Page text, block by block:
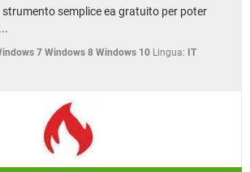
strumento semplice ea gratuito per poter
7 Windows 8 Windows 10 Lingua: IT